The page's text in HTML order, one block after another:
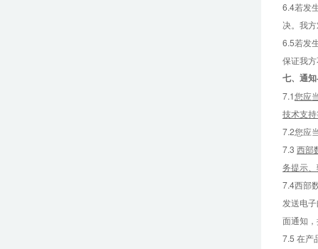
6.4若发
决。我
6.5若发
保证我
七、 通
7.1您应
技术支
7.2您应
7.3 西部
务提示
7.4西部
发送电
面通知
7.5 在产